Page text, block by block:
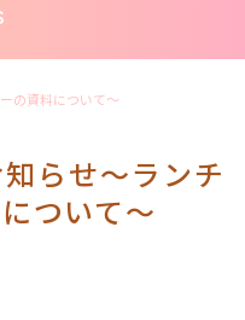
の資料について～
らせ～ランチ
ついて～